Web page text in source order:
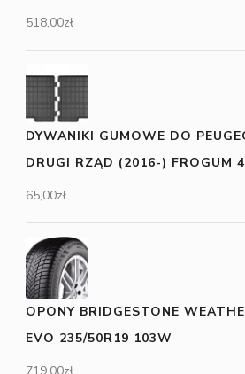
518,00zł
DYWANIKI GUMOWE DO
DRUGI RZĄD (2016-) FROGUM
65,00zł
OPONY BRIDGESTONE
EVO 235/50R19 103W